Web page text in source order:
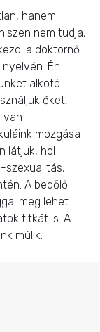
hanem
nem tudja,
a doktornő.
Én
alkotó
őket,
van
mozgása
látjuk, hol
szexualitás,
A bedőlő
meg lehet
titkát is. A
múlik.